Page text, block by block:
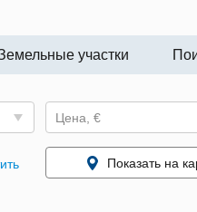
участки
Цена, €
Показать на